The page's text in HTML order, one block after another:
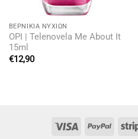
BΕΡΝΊΚΙΑ ΝΥΧΙΏΝ
OPI | Telenovela Me About It
15ml
€12,90
Visa PayPal